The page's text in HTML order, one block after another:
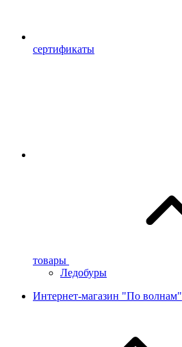
сертификаты
товары
Ледобуры
Интернет-магазин "По волнам"